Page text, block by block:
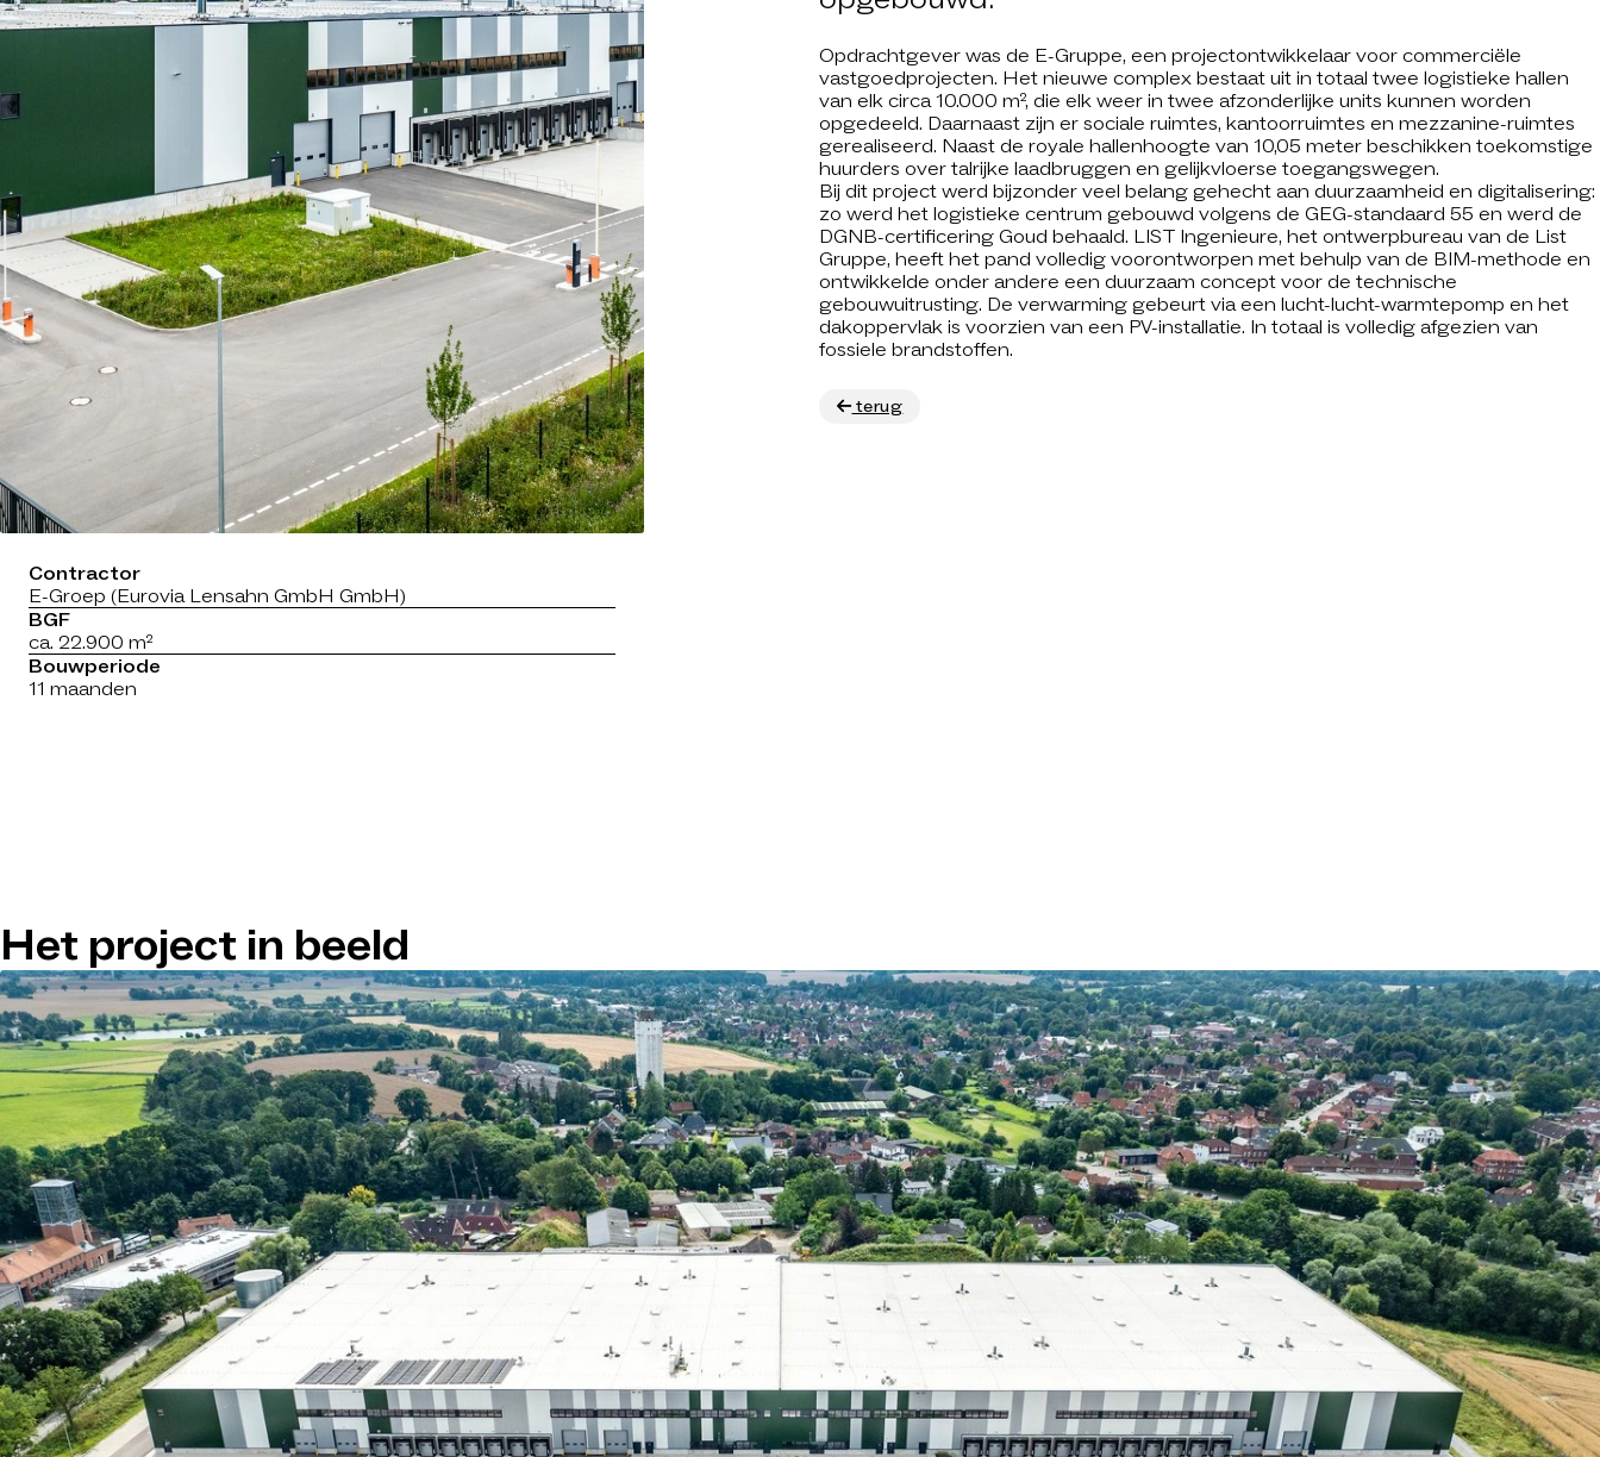
DAT IS LIST
CARRIÈRE
CONTACT
Opdrachtgever was de E-Gruppe, een projectontwikkelaar voor commerciële
vastgoedprojecten. Het nieuwe complex bestaat uit in totaal twee logistieke hallen
van elk circa 10.000 m², die elk weer in twee afzonderlijke units kunnen worden
opgedeeld. Daarnaast zijn er sociale ruimtes, kantoorruimtes en mezzanine-ruimtes
gerealiseerd. Naast de royale hallenhoogte van 10,05 meter beschikken toekomstige
huurders over talrijke laadbruggen en gelijkvloerse toegangswegen.
Bij dit project werd bijzonder veel belang gehecht aan duurzaamheid en digitalisering:
zo werd het logistieke centrum gebouwd volgens de GEG-standaard 55 en werd de
DGNB-certificering Goud behaald. LIST Ingenieure, het ontwerpbureau van de List
Gruppe, heeft het pand volledig voorontworpen met behulp van de BIM-methode en
ontwikkelde onder andere een duurzaam concept voor de technische
gebouwuitrusting. De verwarming gebeurt via een lucht-lucht-warmtepomp en het
dakoppervlak is voorzien van een PV-installatie. In totaal is volledig afgezien van
fossiele brandstoffen.
terug
Contractor
E-Groep (Eurovia Lensahn GmbH GmbH)
BGF
ca. 22.900 m²
Bouwperiode
11 maanden
Het project in beeld